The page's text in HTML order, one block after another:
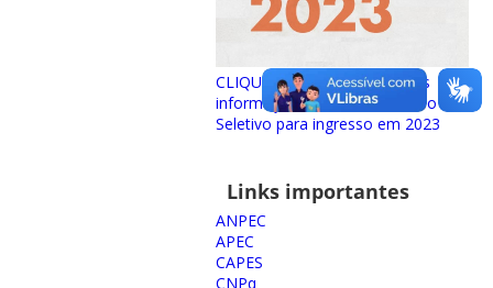
CLIQUE AQUI para obter mais
informações sobre o Processo
Seletivo para ingresso em 2023
Links importantes
ANPEC
APEC
CAPES
CNPq